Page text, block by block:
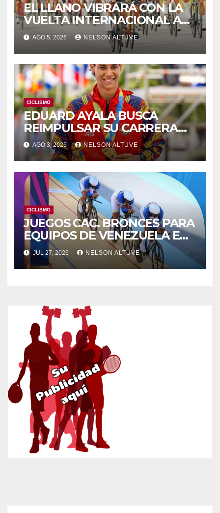
EL LLANO VIBRARÁ CON LA
VUELTA INTERNACIONAL A
ZAMORA
AGO 5, 2026 NELSON ALTUVE
CICLISMO
EDUARD AYALA BUSCA
REIMPULSAR SU CARRERA
EN EUROPA
AGO 3, 2026 NELSON ALTUVE
CICLISMO
JUEGOS CAC. BRONCES PARA
EQUIPOS DE VENEZUELA EN
LA PISTA
JUL 27, 2026 NELSON ALTUVE